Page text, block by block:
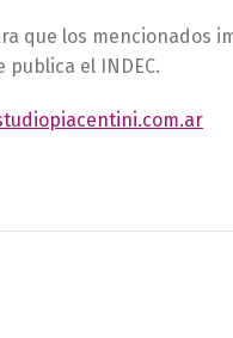
que los mencionados
publica el INDEC.